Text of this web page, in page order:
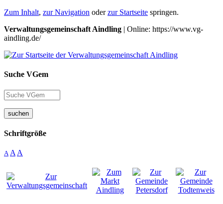
Zum Inhalt, zur Navigation oderzur Startseite springen.
Verwaltungsgemeinschaft Aindling | Online: https://www.vg-
aindling.de/
Suche VGem
suchen
Schriftgröße
A A A